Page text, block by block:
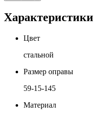
Характеристики
Цвет
стальной
Размер оправы
59-15-145
Материал